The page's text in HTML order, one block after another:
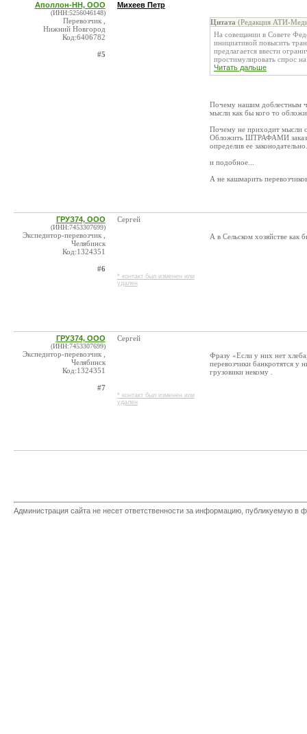
Аполлон-НН, ООО
(ИНН:5256046148)
Перевозчик ,
Нижний Новгород
Код:6406782
#5
Михеев Петр
Цитата (Редакция АТИ-
На совещании в Совете
инициативой повысить
предлагается ввести
простимулировать спрос
Читать дальше
Почему нашим доблестным
мысли как бы кого то
Почему не приходит мысли
Обложить ШТРАФАМИ
определив ее законодательно.
и подобное...
А не кашмарить
ГРУЗ74, ООО
(ИНН:7453307699)
Экспедитор-перевозчик ,
Челябинск
Код:1324351
#6
Сергей
* контакт был изменен или
удален
А в Сельском хозяйстве как
ГРУЗ74, ООО
(ИНН:7453307699)
Экспедитор-перевозчик ,
Челябинск
Код:1324351
#7
Сергей
* контакт был изменен или
удален
Фразу «Если у них нет
перевозчики банкротятся у
грузовики некому .
Администрация сайта не несет ответственности за информацию, публикуемую